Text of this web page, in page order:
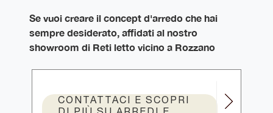
Se vuoi creare il concept d'arredo che hai
sempre desiderato, affidati al nostro
showroom di Reti letto vicino a Rozzano
CONTATTACI E SCOPRI